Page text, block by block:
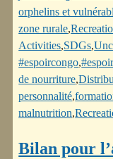
orphelins et
zone rurale,
Activities,SDGs,
#espoircongo,
de nourriture,
personnalité,
malnutrition,
Bilan pour